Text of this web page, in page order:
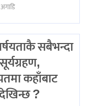
सबैभन्दा
कहाँबाट
देखिन्छ ?